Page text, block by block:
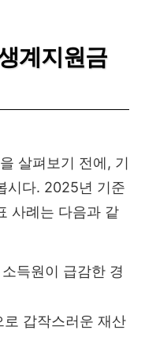
계지원금
살펴보기 전에, 기
시다. 2025년 기준
사례는 다음과 같
득원이 급감한 경
갑작스러운 재산